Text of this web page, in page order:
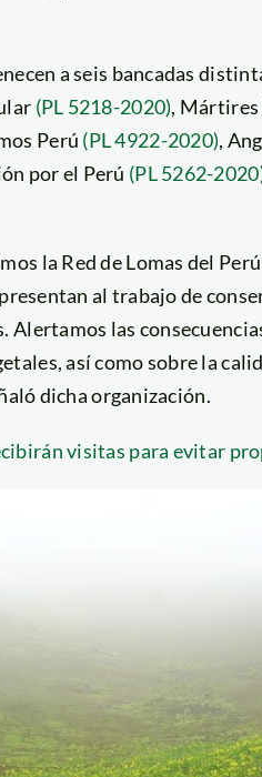
a seis bancadas
(PL 5218-2020), Mártires
Perú (PL 4922-2020),
por el Perú (PL 5262-
la Red de Lomas del
al trabajo de
Alertamos las
así como sobre la
dicha organización.
visitas para evitar